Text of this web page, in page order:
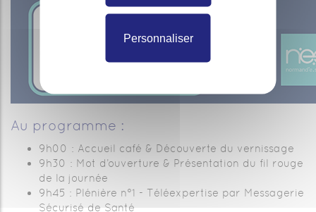
Au programme :
9h00 : Accueil café & Découverte du vernissage
9h30 : Mot d’ouverture & Présentation du fil rouge
de la journée
9h45 : Plénière n°1 - Téléexpertise par Messagerie
Sécurisé de Santé
Personnaliser